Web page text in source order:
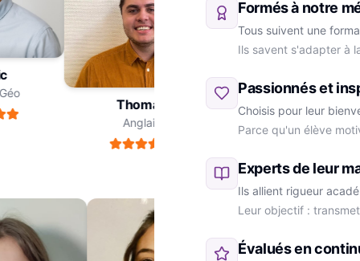
Géo
Thomas
Anglais
Marie
Formés à notre
Tous suivent une
Ils savent s'adapter à
Passionnés et
Choisis pour leur
Parce qu'un élève
Experts de leur
Ils allient rigueur
Leur objectif :
Évalués en